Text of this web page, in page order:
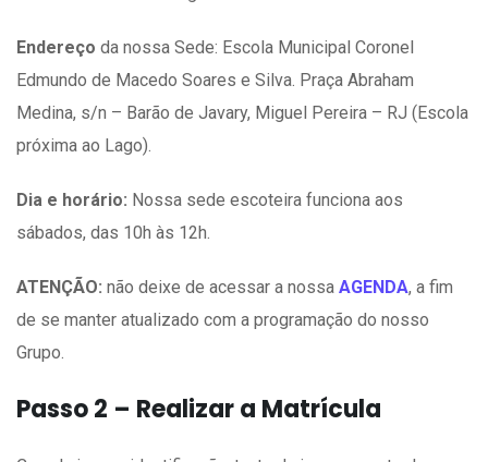
Endereço da nossa Sede: Escola Municipal Coronel
Edmundo de Macedo Soares e Silva. Praça Abraham
Medina, s/n – Barão de Javary, Miguel Pereira – RJ (Escola
próxima ao Lago).
Dia e horário: Nossa sede escoteira funciona aos
sábados, das 10h às 12h.
ATENÇÃO: não deixe de acessar a nossa AGENDA, a fim
de se manter atualizado com a programação do nosso
Grupo.
Passo 2 – Realizar a Matrícula